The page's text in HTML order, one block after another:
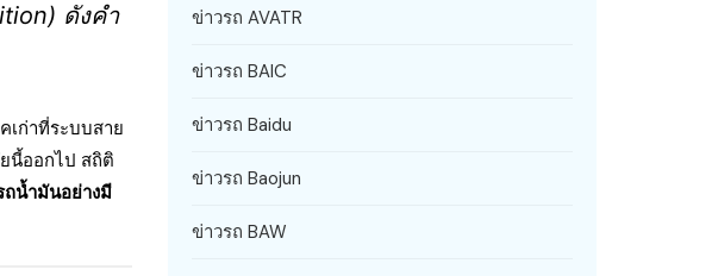
ดังคำ
เก่าที่ระบบสาย
นี้ออกไป สถิติ
ถน้ำมันอย่างมี
ข่าวรถ AVATR
ข่าวรถ BAIC
ข่าวรถ Baidu
ข่าวรถ Baojun
ข่าวรถ BAW